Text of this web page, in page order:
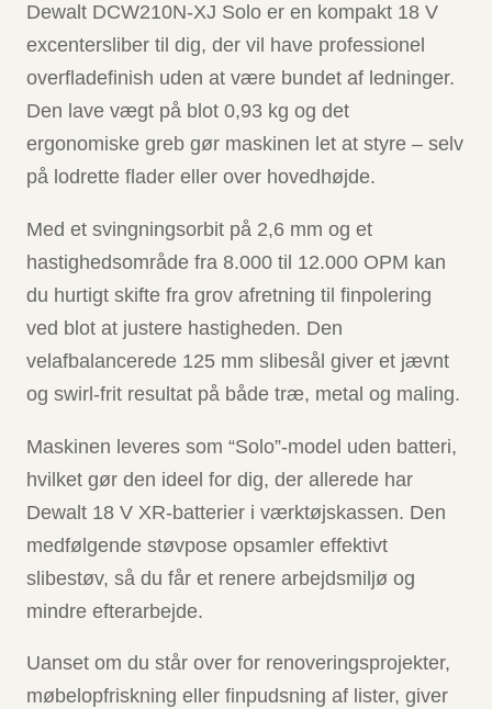
Dewalt DCW210N-XJ Solo er en kompakt 18 V
excentersliber til dig, der vil have professionel
overfladefinish uden at være bundet af ledninger.
Den lave vægt på blot 0,93 kg og det
ergonomiske greb gør maskinen let at styre – selv
på lodrette flader eller over hovedhøjde.
Med et svingningsorbit på 2,6 mm og et
hastighedsområde fra 8.000 til 12.000 OPM kan
du hurtigt skifte fra grov afretning til finpolering
ved blot at justere hastigheden. Den
velafbalancerede 125 mm slibesål giver et jævnt
og swirl-frit resultat på både træ, metal og maling.
Maskinen leveres som “Solo”-model uden batteri,
hvilket gør den ideel for dig, der allerede har
Dewalt 18 V XR-batterier i værktøjskassen. Den
medfølgende støvpose opsamler effektivt
slibestøv, så du får et renere arbejdsmiljø og
mindre efterarbejde.
Uanset om du står over for renoveringsprojekter,
møbelopfriskning eller finpudsning af lister, giver